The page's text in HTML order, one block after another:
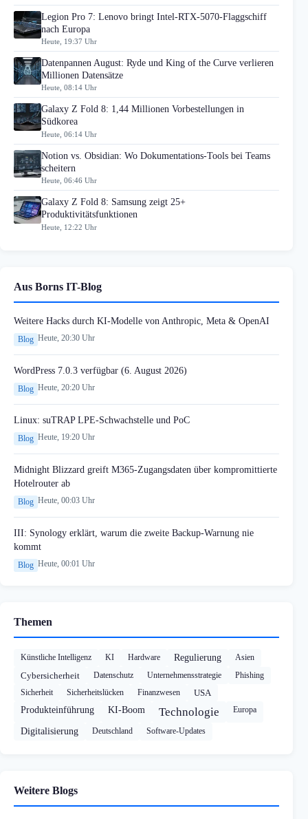
Legion Pro 7: Lenovo bringt Intel-RTX-5070-Flaggschiff
nach Europa
Heute, 19:37 Uhr
Datenpannen August: Ryde und King of the Curve verlieren
Millionen Datensätze
Heute, 08:14 Uhr
Galaxy Z Fold 8: 1,44 Millionen Vorbestellungen in
Südkorea
Heute, 06:14 Uhr
Notion vs. Obsidian: Wo Dokumentations-Tools bei Teams
scheitern
Heute, 06:46 Uhr
Galaxy Z Fold 8: Samsung zeigt 25+
Produktivitätsfunktionen
Heute, 12:22 Uhr
Aus Borns IT-Blog
Weitere Hacks durch KI-Modelle von Anthropic, Meta & OpenAI
Blog Heute, 20:30 Uhr
WordPress 7.0.3 verfügbar (6. August 2026)
Blog Heute, 20:20 Uhr
Linux: suTRAP LPE-Schwachstelle und PoC
Blog Heute, 19:20 Uhr
Midnight Blizzard greift M365-Zugangsdaten über kompromittierte
Hotelrouter ab
Blog Heute, 00:03 Uhr
III: Synology erklärt, warum die zweite Backup-Warnung nie
kommt
Blog Heute, 00:01 Uhr
Themen
Künstliche Intelligenz KI Hardware Regulierung Asien
Cybersicherheit Datenschutz Unternehmensstrategie
Phishing
Sicherheit
Sicherheitslücken Finanzwesen
USA
Produkteinführung
KI-Boom Technologie Europa
Digitalisierung Deutschland Software-Updates
Weitere Blogs